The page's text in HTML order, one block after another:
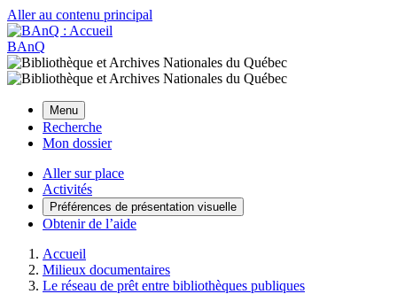
Aller au contenu principal
BAnQ
Menu
Recherche
Mon dossier
Aller sur place
Activités
Préférences de présentation visuelle
Obtenir de l’aide
Accueil
Milieux documentaires
Le réseau de prêt entre bibliothèques publiques